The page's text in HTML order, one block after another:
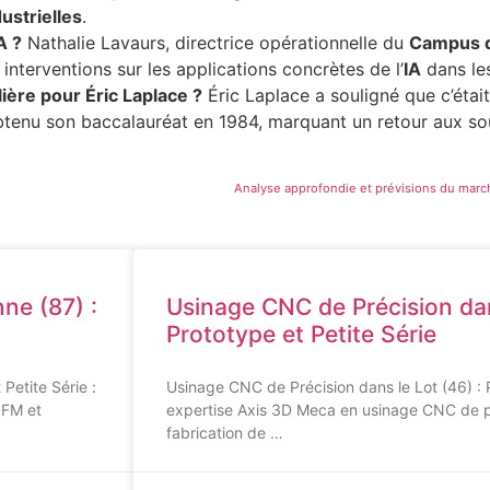
.
? Nathalie Lavaurs, directrice opérationnelle du Campus
sur les applications concrètes de l’IA dans
pour Éric Laplace ? Éric Laplace a souligné que
son baccalauréat en 1984, marquant un retour aux
Analyse approfondie et prévisions du
(87) :
Série :
et
Usinage CNC de Précision
Prototype et Petite Série
Usinage CNC de Précision dans le Lot (46)
expertise Axis 3D Meca en usinage CNC de
fabrication de …